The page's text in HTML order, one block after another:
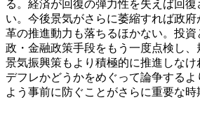
る。経済が回復の弾力性を失えば回
い。今後景気がさらに萎縮すれば政
革の推進動力も落ちるほかない。投
政・金融政策手段をもう一度点検し
景気振興策もより積極的に推進しな
デフレかどうかをめぐって論争する
よう事前に防ぐことがさらに重要な時